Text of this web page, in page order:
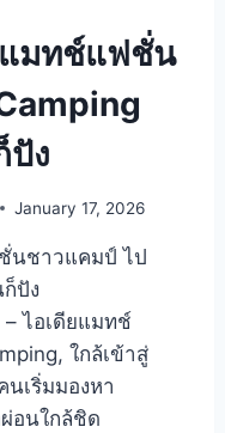
แมทช์แฟชั่น
ปัง
January 17, 2026
นชาวแคมป์ ไป
ปัง
ไอเดียแมทช์
ใกล้เข้าสู่
เริ่มมองหา
อนใกล้ชิด